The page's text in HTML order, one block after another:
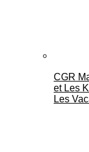
CGR
et Les
Les